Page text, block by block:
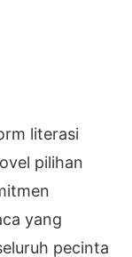
literasi
pilihan
yang
pecinta